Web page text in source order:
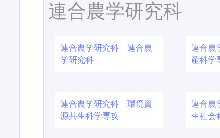
連合農学研究科
連合農学研究科 連合農
学研究科
連合農
産科学
連合農学研究科 環境資
源共生科学専攻
連合農
生社会